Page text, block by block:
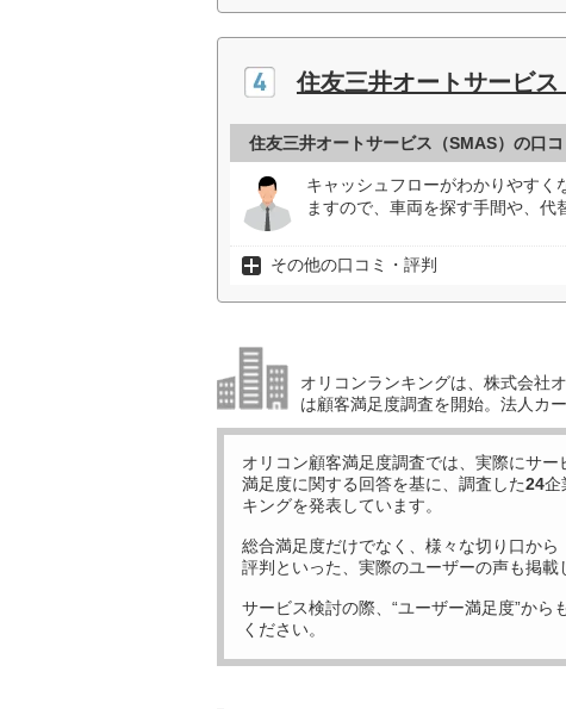
住友三井オートサービス
住友三井オートサービス（SMAS）の口コ
キャッシュフローがわかりやす
ますので、車両を探す手間や、代
その他の口コミ・評判
オリコンランキングは、株式会社
は顧客満足度調査を開始。法人カ
オリコン顧客満足度調査では、実際にサー
満足度に関する回答を基に、調査した24企
キングを発表しています。
総合満足度だけでなく、様々な切り口から
評判といった、実際のユーザーの声も掲載
サービス検討の際、“ユーザー満足度”から
ください。